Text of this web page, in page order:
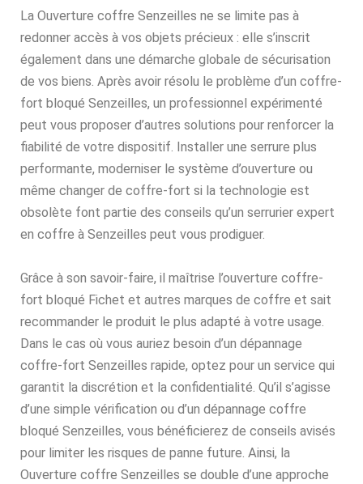
La Ouverture coffre Senzeilles ne se limite pas à
redonner accès à vos objets précieux : elle s’inscrit
également dans une démarche globale de sécurisation
de vos biens. Après avoir résolu le problème d’un coffre-
fort bloqué Senzeilles, un professionnel expérimenté
peut vous proposer d’autres solutions pour renforcer la
fiabilité de votre dispositif. Installer une serrure plus
performante, moderniser le système d’ouverture ou
même changer de coffre-fort si la technologie est
obsolète font partie des conseils qu’un serrurier expert
en coffre à Senzeilles peut vous prodiguer.
Grâce à son savoir-faire, il maîtrise l’ouverture coffre-
fort bloqué Fichet et autres marques de coffre et sait
recommander le produit le plus adapté à votre usage.
Dans le cas où vous auriez besoin d’un dépannage
coffre-fort Senzeilles rapide, optez pour un service qui
garantit la discrétion et la confidentialité. Qu’il s’agisse
d’une simple vérification ou d’un dépannage coffre
bloqué Senzeilles, vous bénéficierez de conseils avisés
pour limiter les risques de panne future. Ainsi, la
Ouverture coffre Senzeilles se double d’une approche